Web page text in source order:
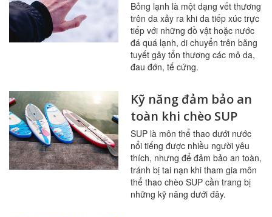
Bỏng lạnh là một dạng vết thương
trên da xảy ra khi da tiếp xúc trực
tiếp với những đồ vật hoặc nước
đá quá lạnh, di chuyển trên băng
tuyết gây tổn thương các mô da,
đau đớn, tế cứng.
Kỹ năng đảm bảo an
toàn khi chèo SUP
SUP là môn thể thao dưới nước
nổi tiếng được nhiều người yêu
thích, nhưng để đảm bảo an toàn,
tránh bị tai nạn khi tham gia môn
thể thao chèo SUP cần trang bị
những kỹ năng dưới đây.